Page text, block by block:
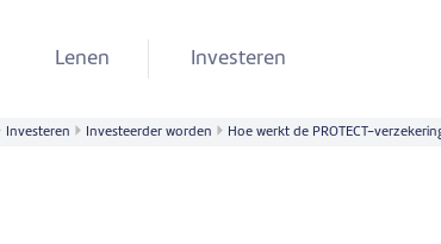
Lenen Investeren
Investeren Investeerder worden Hoe werkt de PROTECT-